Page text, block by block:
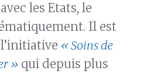
les Etats, le
Il est
« Soins de
» qui depuis plus